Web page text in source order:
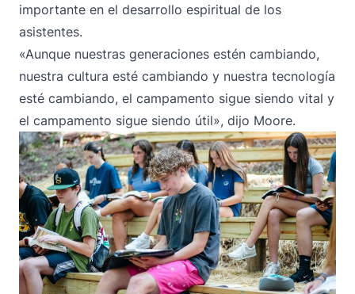
importante en el desarrollo espiritual de los
asistentes.
«Aunque nuestras generaciones estén cambiando,
nuestra cultura esté cambiando y nuestra tecnología
esté cambiando, el campamento sigue siendo vital y
el campamento sigue siendo útil», dijo Moore.